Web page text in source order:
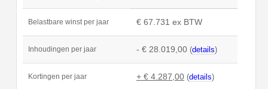
Belastbare winst per jaar € 67.731 ex BTW
Inhoudingen per jaar - € 28.019,00 (details)
Kortingen per jaar + € 4.287,00 (details)